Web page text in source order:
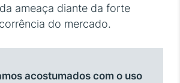
ameaça diante da forte
do mercado.
acostumados com o uso